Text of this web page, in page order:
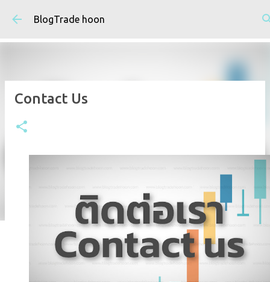
ข้ามไปที่เนื้อหาหลัก
BlogTrade hoon
Contact Us